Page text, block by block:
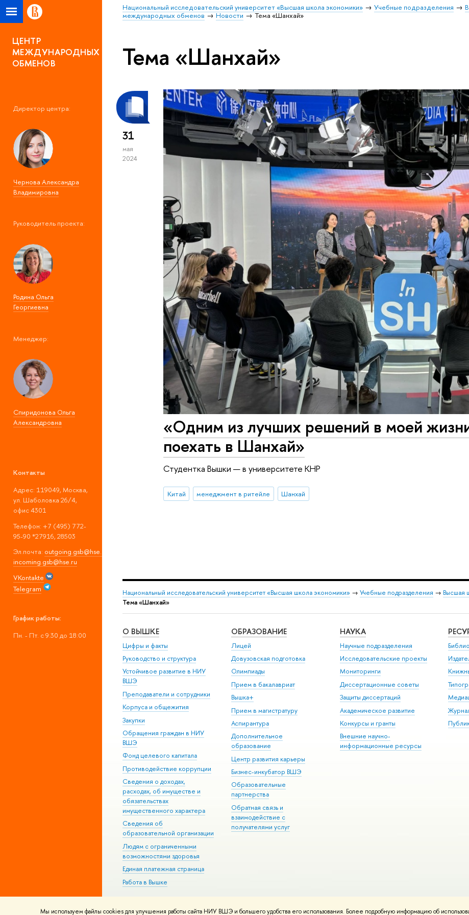
Мы используем файлы cookies для улучшения работы сайта НИУ ВШЭ и большего удобства его использования. Более подробную информацию об
Национальный исследовательский университет «Высшая школа экономики» Учебные подразделения
международных обменов
Новости Тема «Шанхай»
ЦЕНТР
МЕЖДУНАРОДНЫХ
ОБМЕНОВ
Директор центра:
Чернова Александра
Владимировна
Руководитель проекта:
Родина Ольга
Георгиевна
Менеджер:
Спиридонова Ольга
Александровна
Контакты
Адрес: 119049, Москва,
ул. Шаболовка 26/4,
офис 4301
Телефон: +7 (495) 772-
95-90 *27916, 28503
Эл.почта: outgoing.gsb@hse.ru
incoming.gsb@hse.ru
VKontakte
Telegram
График работы:
Пн. - Пт. с 9:30 до 18:00
Тема «Шанхай»
31
мая
2024
«Одним из лучших решений в моей
поехать в Шанхай»
Студентка Вышки — в университете КНР
Китай менеджмент в ритейле Шанхай
Национальный исследовательский университет «Высшая школа экономики» → Учебные подразделения → Высшая
Тема «Шанхай»
О ВЫШКЕ
Цифры и факты
Руководство и структура
Устойчивое развитие в НИУ
ВШЭ
Преподаватели и сотрудники
Корпуса и общежития
Закупки
Обращения граждан в НИУ
ВШЭ
Фонд целевого капитала
Противодействие коррупции
Сведения о доходах,
расходах, об имуществе и
обязательствах
имущественного характера
Сведения об
образовательной организации
Людям с ограниченными
возможностями здоровья
Единая платежная страница
Работа в Вышке
ОБРАЗОВАНИЕ
Лицей
Довузовская подготовка
Олимпиады
Прием в бакалавриат
Вышка+
Прием в магистратуру
Аспирантура
Дополнительное
образование
Центр развития карьеры
Бизнес-инкубатор ВШЭ
Образовательные
партнерства
Обратная связь и
взаимодействие с
получателями услуг
НАУКА
Научные подразделения
Исследовательские проекты
Мониторинги
Диссертационные советы
Защиты диссертаций
Академическое развитие
Конкурсы и гранты
Внешние научно-
информационные ресурсы
© НИУ ВШЭ 1993–2026 Адреса и контакты Условия использования материалов Политика конфиденциальности